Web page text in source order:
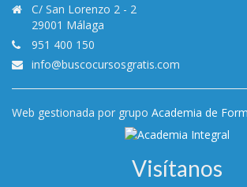
C/ San Lorenzo 2 - 2
29001 Málaga
951 400 150
info@buscocursosgratis.com
Web gestionada por grupo Academia de
Visítanos